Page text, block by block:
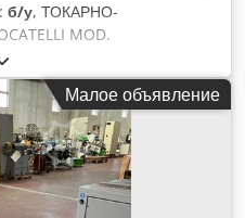
б/у, ТОКАРНО-
MOD.
Б/У Dedpfehy Tvmex Alfskr
1200 мм.
Малое объявление